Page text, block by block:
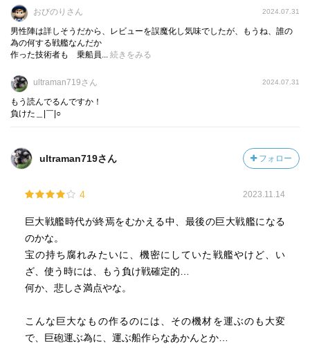
おびのりさん 2024.07.31
男性陣は詳しそうだから、レビューを誤魔化し気味でしたが、もうね、誰の
為の何する戦艦なんだか
作った技術者も 乗船員... 続きをみる
ultraman719さん 2024.07.31
もう読んでるんですか！
負けた＿|￣|○
ultraman719さん フォロー
4 2023.11.14
巨大戦艦時代が終焉をむかえる中、最後の巨大戦艦になる
のかな。
宝の持ち腐れみたいに、機密にしていた戦艦やけど、い
ざ、使う時には、もう負け戦確定的…
何か、悲しさ満点やな。
こんな巨大なもの作るのには、その機材を運ぶのも大変
で、巨砲運ぶ為に、運ぶ船作らなあかんとか…